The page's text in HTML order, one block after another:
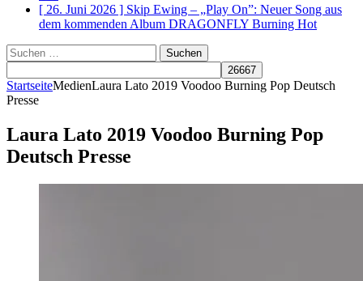
[ 26. Juni 2026 ] Skip Ewing – „Play On”: Neuer Song aus
dem kommenden Album DRAGONFLY Burning Hot
Suchen
nach:
StartseiteMedienLaura Lato 2019 Voodoo Burning Pop Deutsch
Presse
Laura Lato 2019 Voodoo Burning Pop
Deutsch Presse